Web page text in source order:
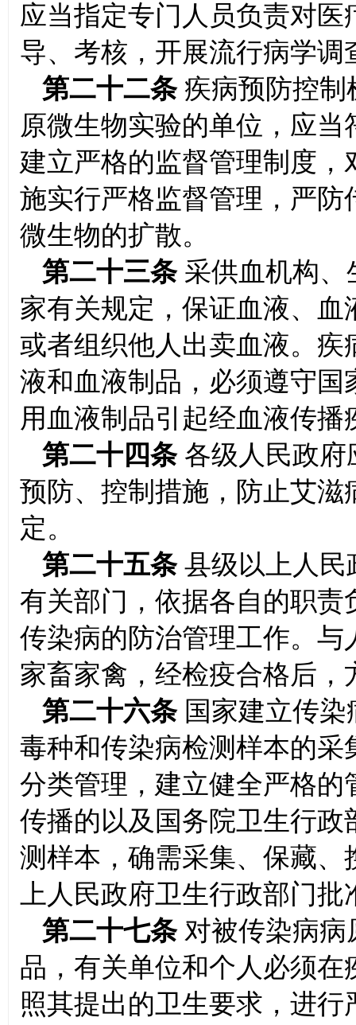
应当指定专门人员负责对
导、考核，开展流行病学调
第二十二条 疾病预防控制
原微生物实验的单位，应
建立严格的监督管理制度
施实行严格监督管理，严
微生物的扩散。
第二十三条 采供血机构
家有关规定，保证血液、
或者组织他人出卖血液。
液和血液制品，必须遵守
用血液制品引起经血液传播
第二十四条 各级人民政
预防、控制措施，防止艾
定。
第二十五条 县级以上人民
有关部门，依据各自的职
传染病的防治管理工作。
家畜家禽，经检疫合格后，
第二十六条 国家建立传
毒种和传染病检测样本的
分类管理，建立健全严格
传播的以及国务院卫生行
测样本，确需采集、保藏
上人民政府卫生行政部门
第二十七条 对被传染病
品，有关单位和个人必须
照其提出的卫生要求，进